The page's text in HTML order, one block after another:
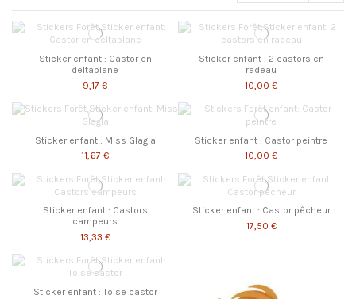
Sticker enfant : Castor en
deltaplane
9,17 €
Sticker enfant : 2 castors en
radeau
10,00 €
Sticker enfant : Miss Glagla
11,67 €
Sticker enfant : Castor peintre
10,00 €
Sticker enfant : Castors
campeurs
13,33 €
Sticker enfant : Castor pêcheur
17,50 €
Sticker enfant : Toise castor